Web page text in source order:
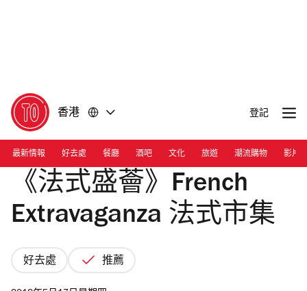
香港 登記
最新情報 好去處 餐廳 酒吧 文化 旅遊 潮流購物 影片
《法式盛薈》French
Extravaganza 法式市集
好去處 推薦